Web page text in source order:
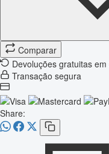
Comparar
Devoluções gratuitas
Transação segura
Share: